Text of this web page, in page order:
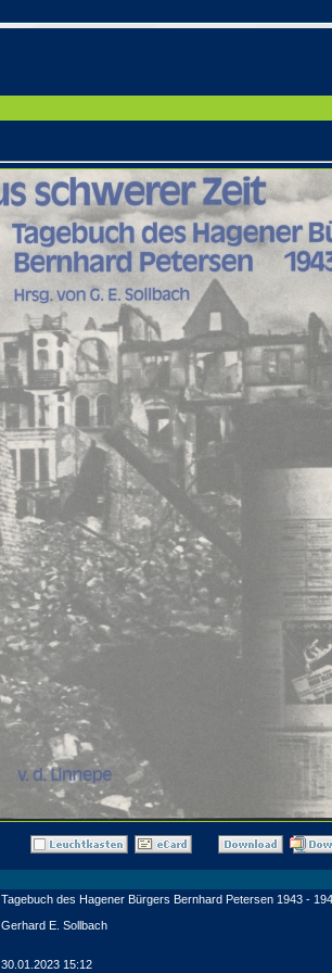
Tagebuch des Hagener Bürgers Bernhard Petersen 1943 -
Gerhard E. Sollbach
30.01.2023 15:12